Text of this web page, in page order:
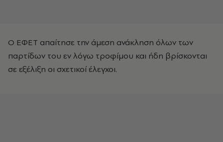
Ο ΕΦΕΤ απαίτησε την άμεση ανάκληση όλων των
παρτίδων του εν λόγω τροφίμου και ήδη βρίσκονται
σε εξέλιξη οι σχετικοί έλεγχοι.